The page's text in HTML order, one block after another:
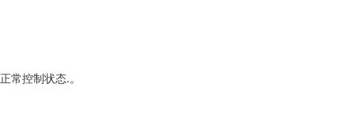
常控制状态.。